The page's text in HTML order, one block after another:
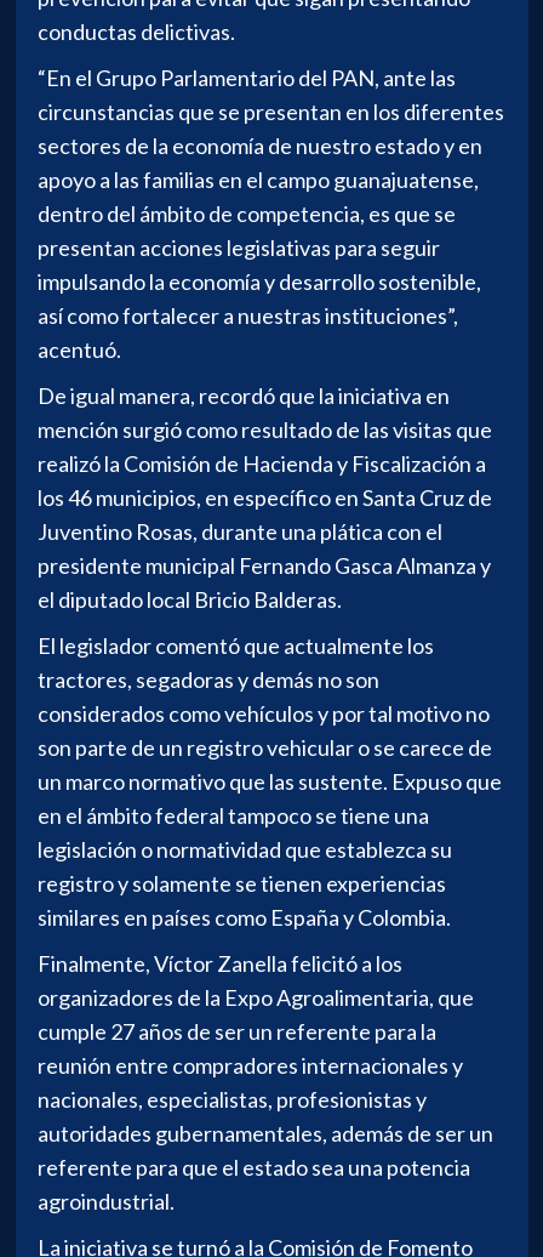
conductas delictivas.
“En el Grupo Parlamentario del PAN, ante las
circunstancias que se presentan en los diferentes
sectores de la economía de nuestro estado y en
apoyo a las familias en el campo guanajuatense,
dentro del ámbito de competencia, es que se
presentan acciones legislativas para seguir
impulsando la economía y desarrollo sostenible,
así como fortalecer a nuestras instituciones”,
acentuó.
De igual manera, recordó que la iniciativa en
mención surgió como resultado de las visitas que
realizó la Comisión de Hacienda y Fiscalización a
los 46 municipios, en específico en Santa Cruz de
Juventino Rosas, durante una plática con el
presidente municipal Fernando Gasca Almanza y
el diputado local Bricio Balderas.
El legislador comentó que actualmente los
tractores, segadoras y demás no son
considerados como vehículos y por tal motivo no
son parte de un registro vehicular o se carece de
un marco normativo que las sustente. Expuso que
en el ámbito federal tampoco se tiene una
legislación o normatividad que establezca su
registro y solamente se tienen experiencias
similares en países como España y Colombia.
Finalmente, Víctor Zanella felicitó a los
organizadores de la Expo Agroalimentaria, que
cumple 27 años de ser un referente para la
reunión entre compradores internacionales y
nacionales, especialistas, profesionistas y
autoridades gubernamentales, además de ser un
referente para que el estado sea una potencia
agroindustrial.
La iniciativa se turnó a la Comisión de Fomento